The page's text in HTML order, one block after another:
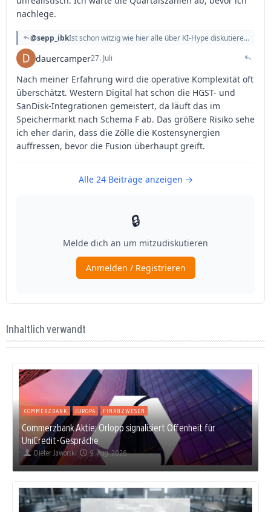
Inhaltlich verwandt
COMMERZBANK EUROPA FINANZWESEN
Commerzbank Aktie: Orlopp signalisiert Offenheit für
UniCredit-Gespräche
Dieter Jaworski 9. Aug. 2026